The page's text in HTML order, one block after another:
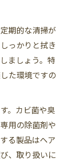
期的な清掃が
っかりと拭き
ましょう。特
た環境ですの
。カビ菌や臭
用の除菌剤や
る製品はヘア
、取り扱いに